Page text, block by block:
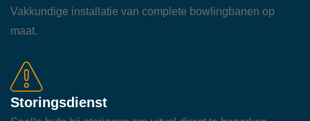
Vakkundige installatie van complete bowlingbanen op
maat.
Storingsdienst